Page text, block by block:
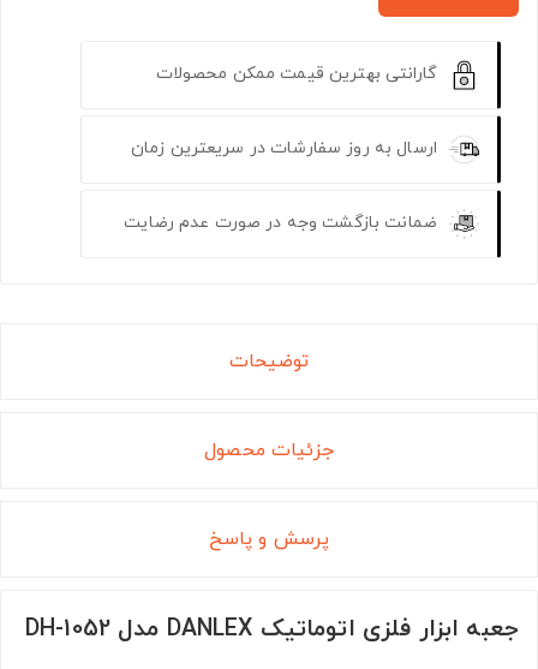
گارانتی بهترین قیمت ممکن محصولات
ارسال به روز سفارشات در سریعترین زمان
ضمانت بازگشت وجه در صورت عدم رضایت
توضیحات
جزئیات محصول
پرسش و پاسخ
جعبه ابزار فلزی اتوماتیک DANLEX مدل DH-1052